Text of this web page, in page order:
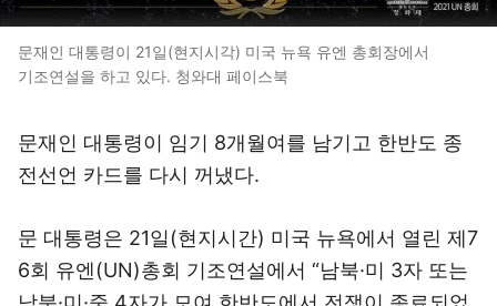
문재인 대통령이 21일(현지시각) 미국 뉴욕 유엔 총회장에서
기조연설을 하고 있다. 청와대 페이스북
문재인 대통령이 임기 8개월여를 남기고 한반도 종
전선언 카드를 다시 꺼냈다.
문 대통령은 21일(현지시간) 미국 뉴욕에서 열린 제7
6회 유엔(UN)총회 기조연설에서 “남북·미 3자 또는